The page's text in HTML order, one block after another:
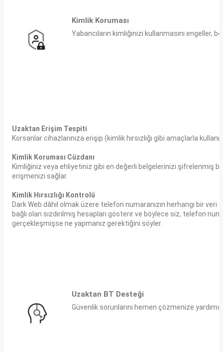
Kimlik Koruması
Yabancıların kimliğinizi kullanmasını
Uzaktan Erişim Tespiti
Korsanlar cihazlarınıza erişip (kimlik hırsızlığı gibi amaçlarla
Kimlik Koruması Cüzdanı
Kimliğiniz veya ehliyetiniz gibi en değerli belgelerinizi şifrelenmiş
erişmenizi sağlar.
Kimlik Hırsızlığı Kontrolü
Dark Web dâhil olmak üzere telefon numaranızın herhangi bir veri
bağlı olan sızdırılmış hesapları gösterir ve böylece siz, telefon
gerçekleşmişse ne yapmanız gerektiğini söyler.
Uzaktan BT Desteği
Güvenlik sorunlarını hemen çözmenize